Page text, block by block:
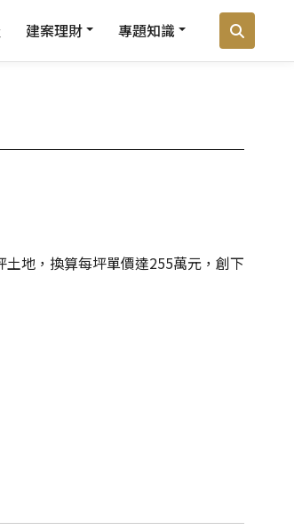
建案理財 專題知識
地，換算每坪單價達255萬元，創下